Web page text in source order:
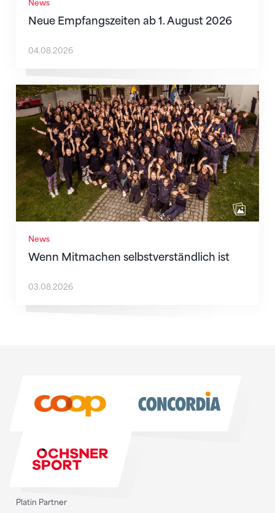
News
Neue Empfangszeiten ab 1. August 2026
04.08.2026
News
Wenn Mitmachen selbstverständlich ist
Wenn Mitmachen selbstverständlich ist
03.08.2026
Platin Partner